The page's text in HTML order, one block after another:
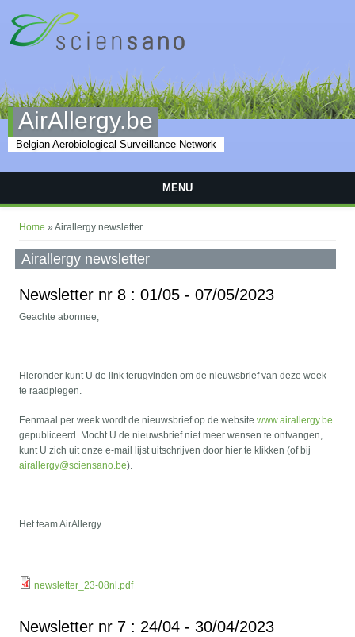
AirAllergy.be
Belgian Aerobiological Surveillance Network
MENU
You are here
Home » Airallergy newsletter
Airallergy newsletter
Newsletter nr 8 : 01/05 - 07/05/2023
Geachte abonnee,
Hieronder kunt U de link terugvinden om de nieuwsbrief van deze week
te raadplegen.
Eenmaal per week wordt de nieuwsbrief op de websitewww.airallergy.be
gepubliceerd. Mocht U de nieuwsbrief niet meer wensen te ontvangen,
kunt U zich uit onze e-mail lijst uitschrijven door hier te klikken (of bij
airallergy@sciensano.be).
Het team AirAllergy
newsletter_23-08nl.pdf
Newsletter nr 7 : 24/04 - 30/04/2023